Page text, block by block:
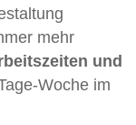
mehr
und
Woche im